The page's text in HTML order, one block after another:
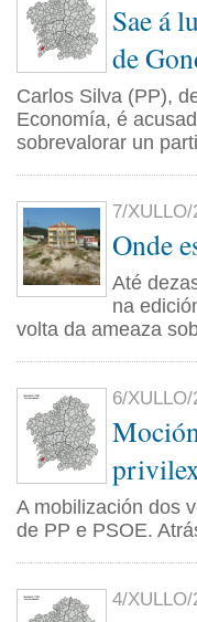
Sae á
de
Carlos Silva (PP),
Economía, é
sobrevalorar un
7/
Onde
Até
na
volta da ameaza
6/
A mobilización dos
de PP e PSOE.
4/XULLO/